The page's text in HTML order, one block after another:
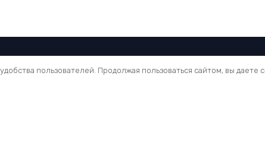
пользователей. Продолжая пользоваться сайтом, вы даете